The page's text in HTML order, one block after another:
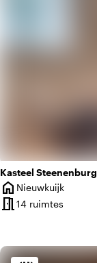
Kasteel Steenenburg
home
Plaats
Nieuwkuijk
meeting_room14 ruimtes